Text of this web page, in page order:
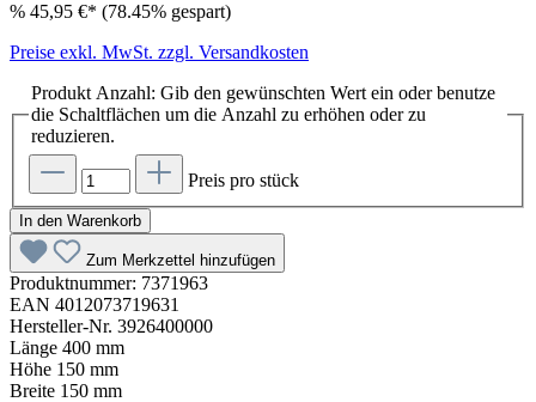
% 45,95 €* (78.45% gespart)
Preise exkl. MwSt. zzgl. Versandkosten
Produkt Anzahl: Gib den gewünschten Wert ein oder benutze
die Schaltflächen um die Anzahl zu erhöhen oder zu
reduzieren.
Preis pro stück
In den Warenkorb
Zum Merkzettel hinzufügen
Produktnummer: 7371963
EAN 4012073719631
Hersteller-Nr. 3926400000
Länge 400 mm
Höhe 150 mm
Breite 150 mm